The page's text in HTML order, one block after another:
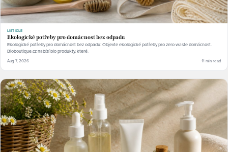
LISTICLE
Ekologické potřeby pro domácnost bez odpadu
Ekologické potřeby pro domácnost bez odpadu: Objevte ekologické potřeby pro zero waste domácnost.
Bioboutique.cz nabízí bio produkty, které.
Aug 7, 2026 11 min read